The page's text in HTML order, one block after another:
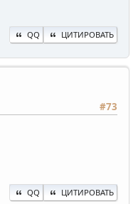
QQ ЦИТИРОВАТЬ
#73
QQ ЦИТИРОВАТЬ